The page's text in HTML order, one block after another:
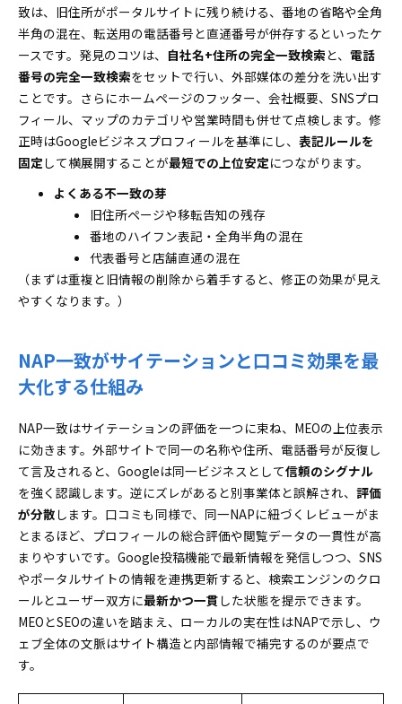
致は、旧住所がポータルサイトに残り続ける、番地の省略や全角
半角の混在、転送用の電話番号と直通番号が併存するといったケ
ースです。発見のコツは、 自社名+住所の完全一致検索と、 電話
番号の完全一致検索をセットで行い、外部媒体の差分を洗い出す
ことです。さらにホームページのフッター、会社概要、SNSプロ
フィール、マップのカテゴリや営業時間も併せて点検します。修
正時はGoogleビジネスプロフィールを基準にし、 表記ルールを
固定して横展開することが最短での上位安定につながります。
よくある不一致の芽
旧住所ページや移転告知の残存
番地のハイフン表記・全角半角の混在
代表番号と店舗直通の混在
（まずは重複と旧情報の削除から着手すると、修正の効果が見え
やすくなります。）
NAP一致がサイテーションと口コミ効果を最
大化する仕組み
NAP一致はサイテーションの評価を一つに束ね、MEOの上位表示
に効きます。外部サイトで同一の名称や住所、電話番号が反復し
て言及されると、Googleは同一ビジネスとして信頼のシグナル
を強く認識します。逆にズレがあると別事業体と誤解され、 評価
が分散 します。口コミも同様で、同一NAPに紐づくレビューがま
とまるほど、プロフィールの総合評価や閲覧データの一貫性が高
まりやすいです。Google投稿機能で最新情報を発信しつつ、SNS
やポータルサイトの情報を連携更新すると、検索エンジンのクロ
ールとユーザー双方に最新かつ一貫 した状態を提示できます。
MEOとSEOの違いを踏まえ、ローカルの実在性はNAPで示し、ウ
ェブ全体の文脈はサイト構造と内部情報で補完するのが要点で
す。